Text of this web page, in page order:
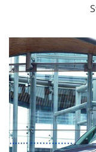
ASSISTENZA
PNEUMATICI
CONTATTI